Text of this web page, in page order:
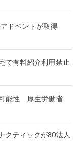
ドベントが取得
で有料紹介利用禁止
能性 厚生労働省
ティックが80法人